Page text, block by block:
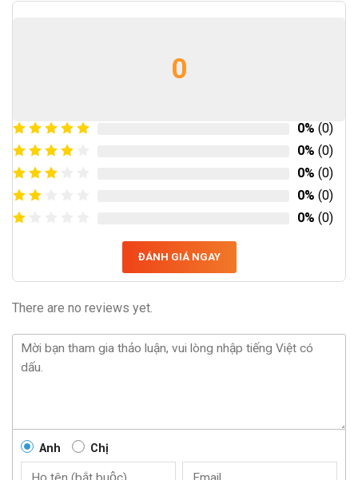
0
0% (0)
0% (0)
0% (0)
0% (0)
0% (0)
ĐÁNH GIÁ NGAY
There are no reviews yet.
Anh Chị